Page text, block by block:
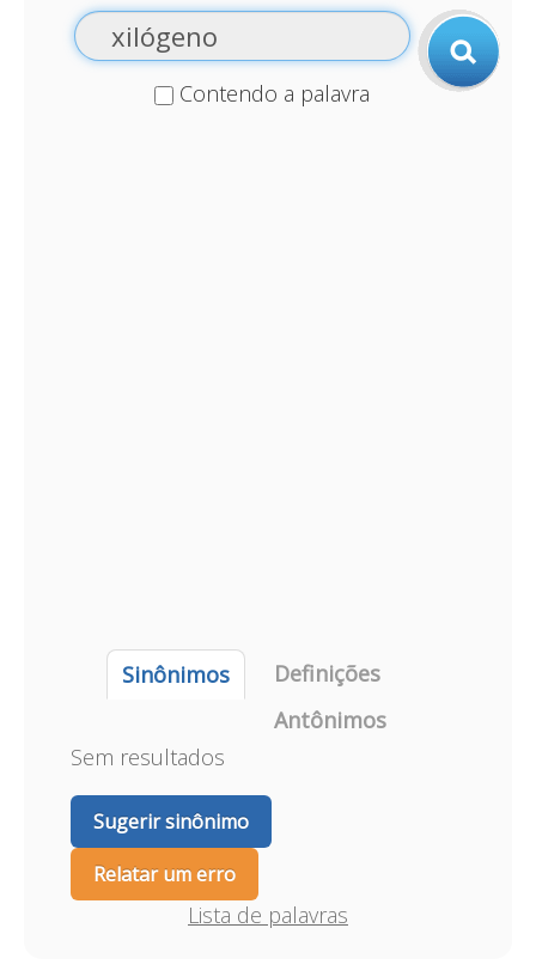
Contendo a palavra
Sinônimos
Definições
Antônimos
Sem resultados
Sugerir sinônimo
Relatar um erro
Lista de palavras